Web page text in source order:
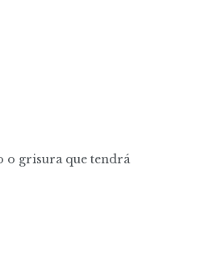
o grisura que tendrá